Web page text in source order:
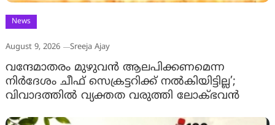
News
August 9, 2026 Sreeja Ajay
വന്ദേമാതരം മുഴുവൻ ആലപിക്കണമെന്ന
നിർദേശം ചീഫ് സെക്രട്ടറിക്ക് നൽകിയിട്ടില്ല’;
വിവാദത്തിൽ വ്യക്തത വരുത്തി ലോക്ഭവൻ